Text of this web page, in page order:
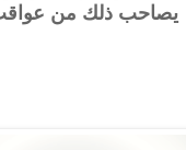
يصاحب ذلك من